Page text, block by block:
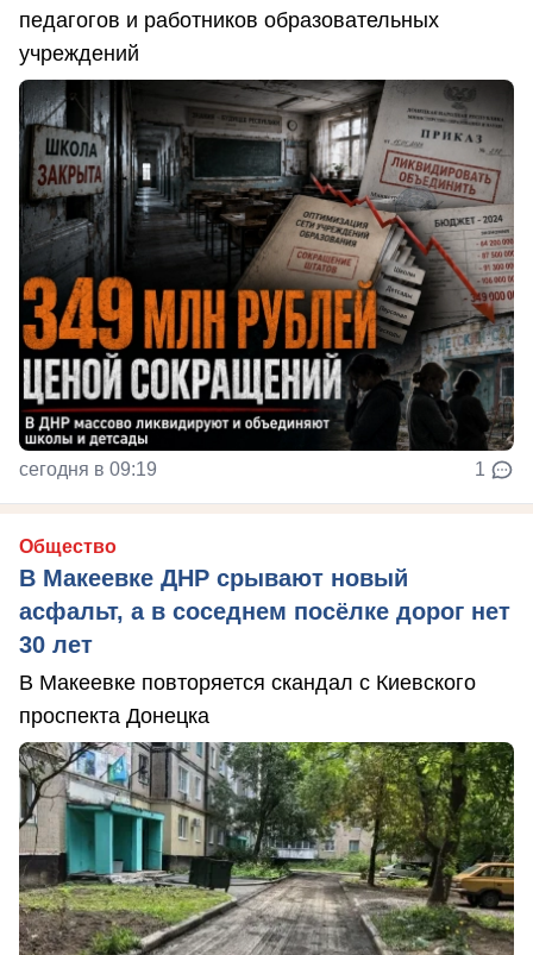
педагогов и работников образовательных
учреждений
сегодня в 09:19 1
Общество
В Макеевке ДНР срывают новый
асфальт, а в соседнем посёлке дорог нет
30 лет
В Макеевке повторяется скандал с Киевского
проспекта Донецка